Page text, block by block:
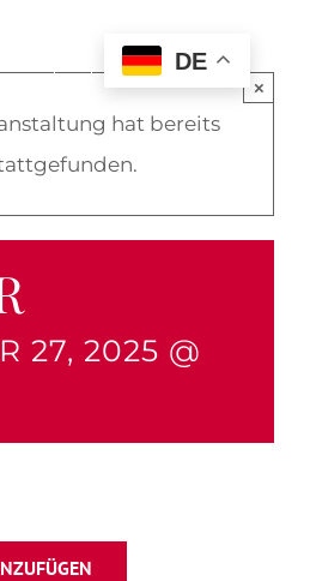
DE
hat bereits
×
27, 2025 @